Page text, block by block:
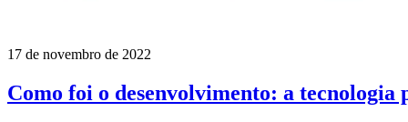
17 de novembro de 2022
Como foi o desenvolvimento: a